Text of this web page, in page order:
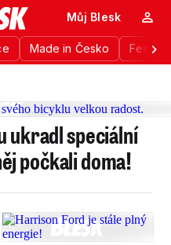
Made in Česko
Můj Blesk
ukradl speciální
počkali doma!